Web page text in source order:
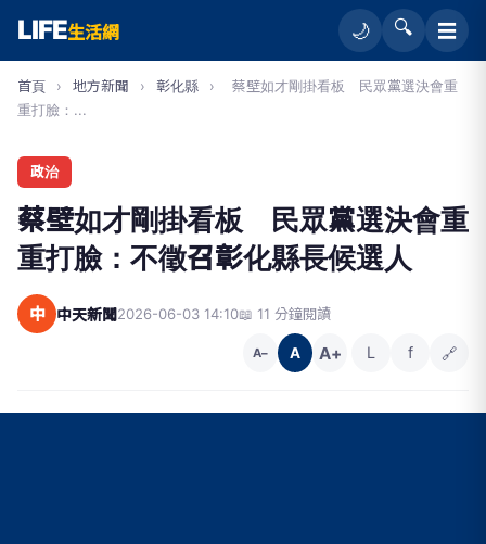
LIFE生活網 🌙 🔍 ☰
首頁 › 地方新聞 › 彰化縣 ›
蔡壁如才剛掛看板 民眾黨選決會重
重打臉：...
政治
蔡壁如才剛掛看板 民眾黨選決會重
重打臉：不徵召彰化縣長候選人
中 中天新聞2026-06-03 14:10📖 11 分鐘閱讀
A− A A+ L f 🔗